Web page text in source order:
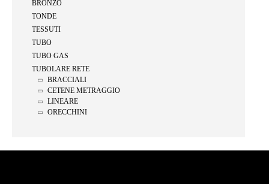
BRONZO
TONDE
TESSUTI
TUBO
TUBO GAS
TUBOLARE RETE
BRACCIALI
CETENE METRAGGIO
LINEARE
ORECCHINI